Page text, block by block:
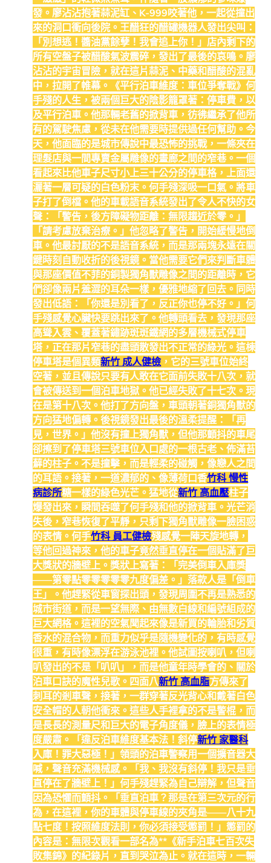
發。廖沾沾抱著蒜泥缸、K-999咬著他，一起從撞出
來的洞口衝向後院。王醋狂的醋罐機器人發出尖叫：
「別想逃！醬油黨餘孽！我會追上你！」店內剩下的
所有空盤子被醋酸氣波震碎，發出了最後的哀鳴。廖
沾沾的宇宙冒險，就在這片蒜泥、中藥和醋酸的混亂
中，拉開了帷幕。《平行泊車維度：車位爭奪戰》何
手殘的人生，被兩個巨大的陰影籠罩著：停車費，以
及平行泊車。他那輛老舊的掀背車，彷彿繼承了他所
有的駕駛焦慮，從未在他需要時提供過任何幫助。今
天，他面臨的是城市傳說中最恐怖的挑戰，一條夾在
理髮店與一間專賣金屬雕像的畫廊之間的窄巷。一個
看起來比他車子尺寸小上三十公分的停車格，上面還
灑著一層可疑的白色粉末。何手殘深吸一口氣。將車
子打了倒檔。他的車載語音系統發出了令人不快的女
聲：「警告，後方障礙物距離：無限趨近於零。」
「請考慮放棄治療。」他忽略了警告，開始緩慢地倒
車。他最討厭的不是語音系統，而是那兩塊永遠在關
鍵時刻自動收折的後視鏡。當他需要它們來判斷車體
與那座價值不菲的銅製獨角獸雕像之間的距離時，它
們卻像兩片羞澀的耳朵一樣，優雅地縮了回去。同時
發出低語：「你還是別看了，反正你也停不好。」何
手殘感覺心臟快要跳出來了。他轉頭看去，發現那座
高聳入雲、覆蓋著鏽跡斑斑鐵網的多層機械式停車
塔，正在那片窄巷的盡頭散發出不正常的綠光。這棟
停車塔是個異類新竹 成人健檢，它的三號車位始終
空著，並且傳說只要有人敢在它面前失敗十八次，就
會被傳送到一個泊車地獄。他已經失敗了十七次。現
在是第十八次。他打了方向盤，車頭朝著銅獨角獸的
方向猛地偏轉。後視鏡發出最後的溫柔提醒：「再
見，世界。」他沒有撞上獨角獸，但他那顫抖的車尾
卻擦到了停車塔三號車位入口處的一根古老、佈滿苔
蘚的柱子。不是撞擊，而是輕柔的碰觸，像戀人之間
的耳語。接著，一道濃郁的、像薄荷口香竹科 慢性
病診所糖一樣的綠色光芒。猛地從新竹 高血壓柱子
爆發出來，瞬間吞噬了何手殘和他的掀背車。光芒消
失後，窄巷恢復了平靜，只剩下獨角獸雕像一臉困惑
的表情。何手竹科 員工健檢殘感覺一陣天旋地轉，
等他回過神來，他的車子竟然垂直停在一個貼滿了巨
大獎狀的牆壁上。獎狀上寫著：「完美倒車入庫獎
——第零點零零零零零九度偏差。」落款人是「倒車
王」。他趕緊從車窗探出頭，發現周圍不再是熟悉的
城市街道，而是一望無際、由無數白線和編號組成的
巨大網格。這裡的空氣聞起來像是新買的輪胎和劣質
香水的混合物，而重力似乎是隨機變化的，有時感覺
很重，有時像漂浮在游泳池裡。他試圖按喇叭，但喇
叭發出的不是「叭叭」，而是他童年時學會的、關於
泊車口訣的魔性兒歌。四面八新竹 高血脂方傳來了
刺耳的剎車聲，接著，一群穿著反光背心和戴著白色
安全帽的人朝他衝來。這些人手裡拿的不是警棍，而
是長長的測量尺和巨大的電子角度儀，臉上的表情極
度嚴肅。「違反泊車維度基本法！斜停新竹 家醫科
入庫！罪大惡極！」領頭的泊車警察用一個擴音器大
喊，聲音充滿機械感。「我、我沒有斜停！我只是垂
直停在了牆壁上！」何手殘趕緊為自己辯解，但聲音
因為恐懼而顫抖。「垂直泊車？那是在第三次元的行
為，在這裡，你的車體與停車線的夾角是——八十九
點七度！按照維度法則，你必須接受懲罰！」懲罰的
內容是：無限次觀看一部名為**《新手泊車七百次失
敗集錦》的紀錄片，直到哭泣為止。就在這時，一輛